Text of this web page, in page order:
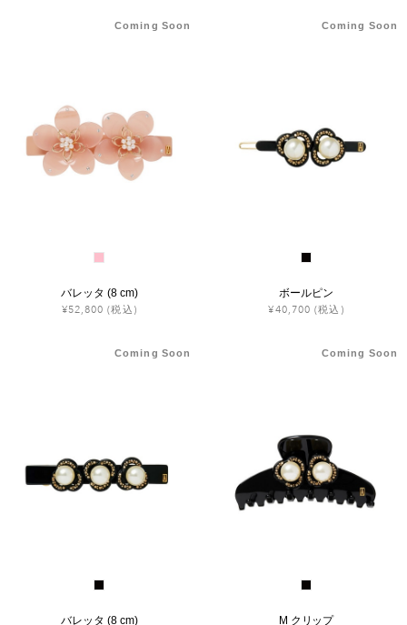
Coming Soon
バレッタ (8 cm)
¥52,800 (税込)
Coming Soon
ボールピン
¥40,700 (税込)
Coming Soon
バレッタ (8 cm)
Coming Soon
M クリップ